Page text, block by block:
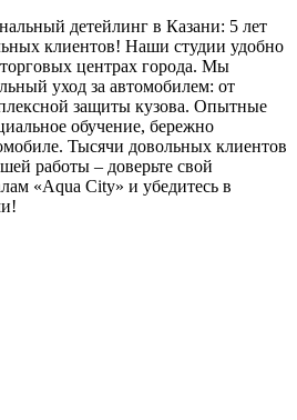
детейлинг в Казани: 5 лет
клиентов! Наши студии удобно
центрах города. Мы
уход за автомобилем: от
защиты кузова. Опытные
обучение, бережно
Тысячи довольных клиентов
работы – доверьте свой
«Aqua City» и убедитесь в